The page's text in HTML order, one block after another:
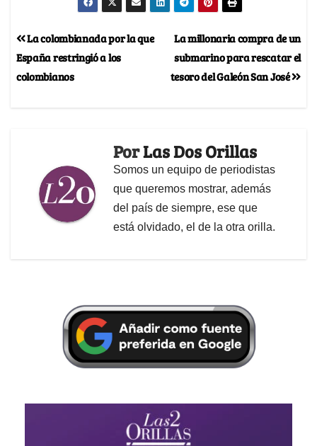
La millonaria compra de un
submarino para rescatar el
tesoro del Galeón San José
La colombianada por la que
España restringió a los
colombianos
PorLas Dos Orillas
Somos un equipo de periodistas
que queremos mostrar, además
del país de siempre, ese que
está olvidado, el de la otra orilla.